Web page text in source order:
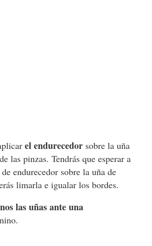
el endurecedor sobre la uña
las pinzas. Tendrás que esperar a
endurecedor sobre la uña de
limarla e igualar los bordes.
las uñas ante una